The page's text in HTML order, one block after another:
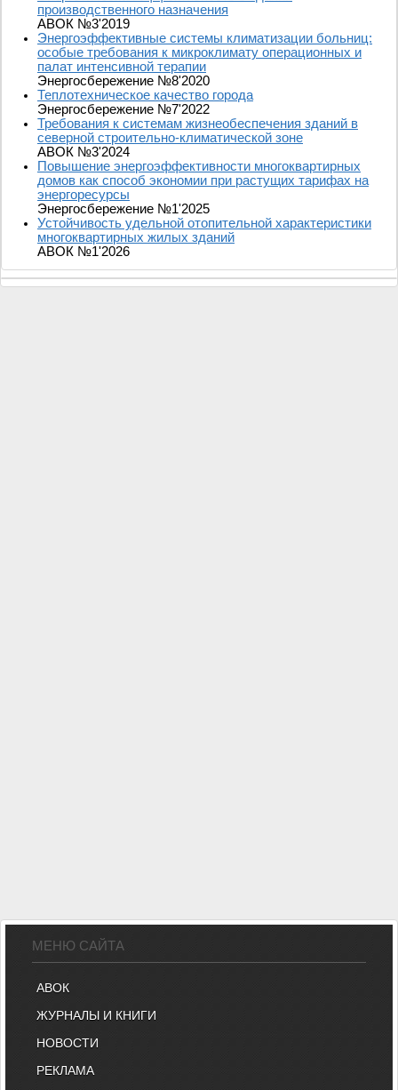
производственного назначения
АВОК №3'2019
Энергоэффективные системы климатизации больниц:
особые требования к микроклимату операционных и
палат интенсивной терапии
Энергосбережение №8'2020
Теплотехническое качество города
Энергосбережение №7'2022
Требования к системам жизнеобеспечения зданий в
северной строительно-климатической зоне
АВОК №3'2024
Повышение энергоэффективности многоквартирных
домов как способ экономии при растущих тарифах на
энергоресурсы
Энергосбережение №1'2025
Устойчивость удельной отопительной характеристики
многоквартирных жилых зданий
АВОК №1'2026
МЕНЮ САЙТА
АВОК
ЖУРНАЛЫ И КНИГИ
НОВОСТИ
РЕКЛАМА